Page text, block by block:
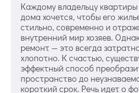
Каждому владельцу
дома хочется, чтобы его
стильно, современно и
внутренний мир хозяев.
ремонт — это всегда
хлопотно. К счастью,
эффектный способ
пространство до
короткий срок. Речь идет о